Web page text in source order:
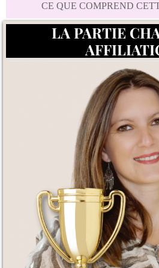
CE QUE COMPREND
LA PARTIE